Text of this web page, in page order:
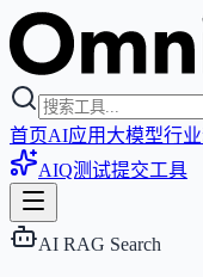
首页AI应用 大模型行
AIQ测试提交工具
AI RAG Search